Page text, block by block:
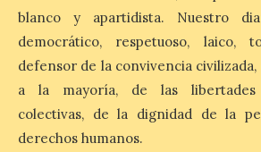
El Ayuntamiento de
Bañeza designa a
Martínez Matilla como
2026. Tendrá lugar
sábado 8 de agosto a las 21,00 horas en el
teatro municipal de La Bañeza. El
blanco y apartidista. Nuestro
democrático, respetuoso, laico,
defensor de la convivencia
a la mayoría, de las libertades
colectivas, de la dignidad de la
derechos humanos.